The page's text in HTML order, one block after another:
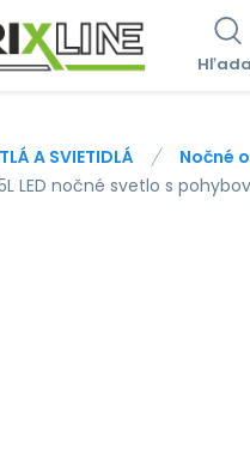
A SVIETIDLÁ
Nočné
LED nočné svetlo s